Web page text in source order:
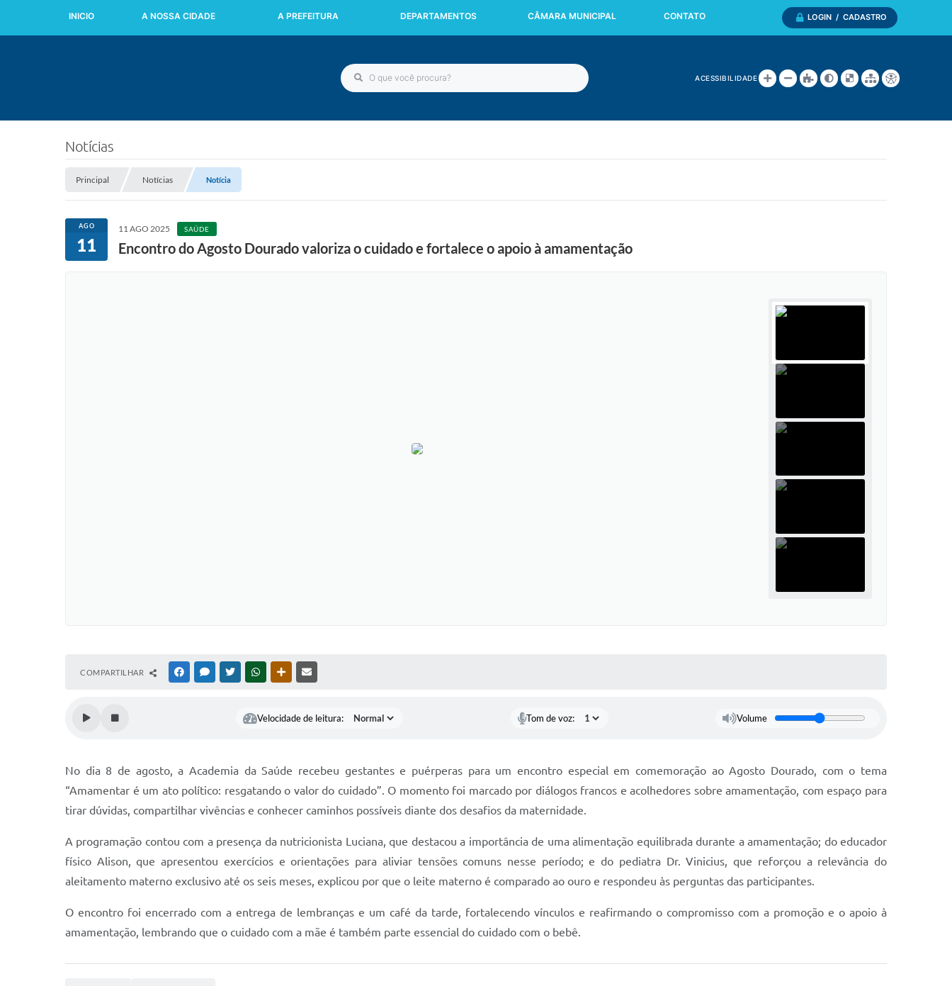
LOGIN / CADASTRO
ACESSIBILIDADE
INICIO A NOSSA CIDADE A PREFEITURA DEPARTAMENTOS CÂMARA MUNICIPAL CONTATO
Notícias
Principal Notícias Notícia
AGO
11
11 AGO 2025 SAÚDE
Encontro do Agosto Dourado valoriza o cuidado e fortalece o apoio à amamentação
COMPARTILHAR FACEBOOKMESSENGER
TWITTERWHATSAPPOUTRAS MÍDIAS
Velocidade de leitura: Tom de voz: Volume
No dia 8 de agosto, a Academia da Saúde recebeu gestantes e puérperas para um encontro especial em comemoração ao Agosto Dourado, com o tema
“Amamentar é um ato político: resgatando o valor do cuidado”. O momento foi marcado por diálogos francos e acolhedores sobre amamentação, com espaço para
tirar dúvidas, compartilhar vivências e conhecer caminhos possíveis diante dos desafios da maternidade.
A programação contou com a presença da nutricionista Luciana, que destacou a importância de uma alimentação equilibrada durante a amamentação; do educador
físico Alison, que apresentou exercícios e orientações para aliviar tensões comuns nesse período; e do pediatra Dr. Vinicius, que reforçou a relevância do
aleitamento materno exclusivo até os seis meses, explicou por que o leite materno é comparado ao ouro e respondeu às perguntas das participantes.
O encontro foi encerrado com a entrega de lembranças e um café da tarde, fortalecendo vínculos e reafirmando o compromisso com a promoção e o apoio à
amamentação, lembrando que o cuidado com a mãe é também parte essencial do cuidado com o bebê.